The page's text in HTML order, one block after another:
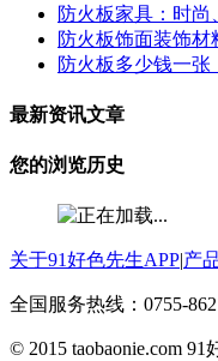
防火板家具：时
防火板饰面装饰材
防火板多少钱一张
最新资讯文章
您的浏览历史
关于91好色先生APP 产
全国服务热线：0755-
© 2015 taobaonie.com